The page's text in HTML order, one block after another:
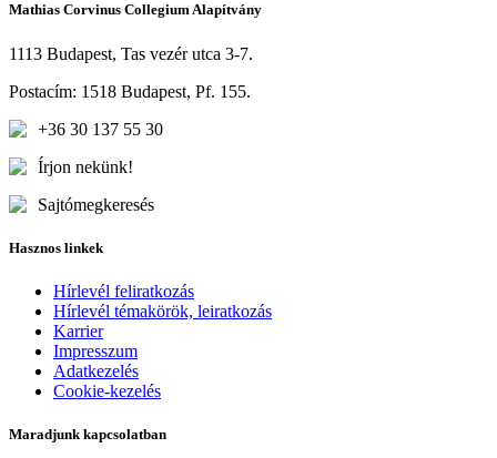
Mathias Corvinus Collegium Alapítvány
1113 Budapest, Tas vezér utca 3-7.
Postacím: 1518 Budapest, Pf. 155.
+36 30 137 55 30
Írjon nekünk!
Sajtómegkeresés
Hasznos linkek
Hírlevél feliratkozás
Hírlevél témakörök, leiratkozás
Karrier
Impresszum
Adatkezelés
Cookie-kezelés
Maradjunk kapcsolatban